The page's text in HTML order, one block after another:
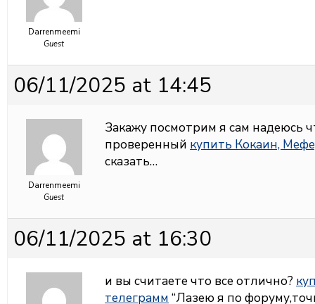
Darrenmeemi
Guest
06/11/2025 at 14:45
Darrenmeemi
Guest
Закажу посмотрим я сам надеюсь
проверенный купить Кокаин,
сказать…
06/11/2025 at 16:30
и вы считаете что все отлично?
телеграмм “Лазею я по